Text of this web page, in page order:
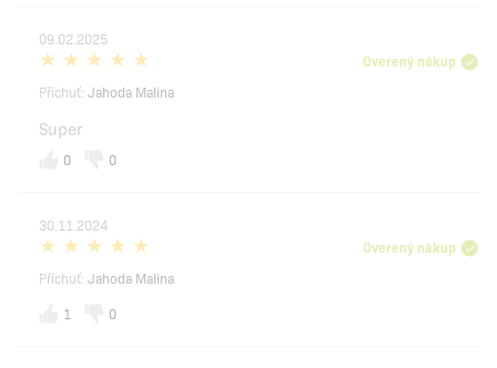
09.02.2025
Overený nákup
Příchuť: Jahoda Malina
Super
0 0
30.11.2024
Overený nákup
Příchuť: Jahoda Malina
1
0